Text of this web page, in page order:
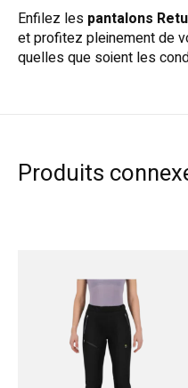
Enfilez les pantalons
et profitez pleinement de
quelles que soient les
Produits